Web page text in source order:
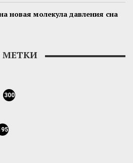
новая молекула давления сна
МЕТКИ
300